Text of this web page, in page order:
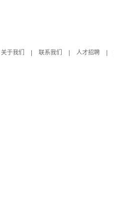
关于我们
联系我们 人才招聘